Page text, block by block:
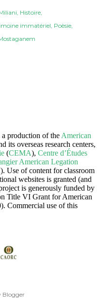
Histoire
immatériel Poèsie
a production of the American
its overseas research centers,
(CEMA), Centre d’Études
American Legation
). Use of content for classroom
websites is granted (and
is generously funded by
Title VI Grant for American
Commercial use of this
Blogger